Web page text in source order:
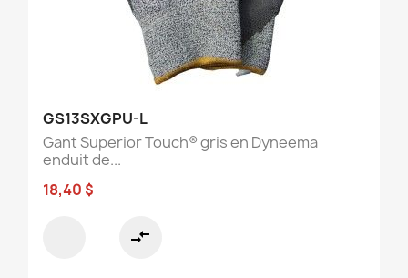
GS13SXGPU-L
Gant Superior Touch® gris en Dyneema
enduit de...
18,40 $
compare_arrows